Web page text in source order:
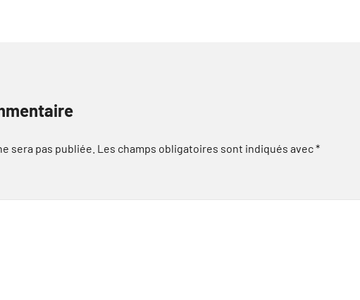
sera pas publiée. Les champs obligatoires sont indiqués avec*